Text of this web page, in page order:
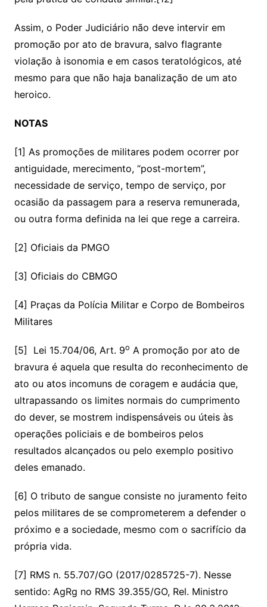
Assim, o Poder Judiciário não deve intervir em
promoção por ato de bravura, salvo flagrante
violação à isonomia e em casos teratológicos, até
mesmo para que não haja banalização de um ato
heroico.
NOTAS
[1] As promoções de militares podem ocorrer por
antiguidade, merecimento, “post-mortem”,
necessidade de serviço, tempo de serviço, por
ocasião da passagem para a reserva remunerada,
ou outra forma definida na lei que rege a carreira.
[2] Oficiais da PMGO
[3] Oficiais do CBMGO
[4] Praças da Polícia Militar e Corpo de Bombeiros
Militares
[5] Lei 15.704/06, Art. 9o A promoção por ato de
bravura é aquela que resulta do reconhecimento de
ato ou atos incomuns de coragem e audácia que,
ultrapassando os limites normais do cumprimento
do dever, se mostrem indispensáveis ou úteis às
operações policiais e de bombeiros pelos
resultados alcançados ou pelo exemplo positivo
deles emanado.
[6] O tributo de sangue consiste no juramento feito
pelos militares de se comprometerem a defender o
próximo e a sociedade, mesmo com o sacrifício da
própria vida.
[7] RMS n. 55.707/GO (2017/0285725-7). Nesse
sentido: AgRg no RMS 39.355/GO, Rel. Ministro